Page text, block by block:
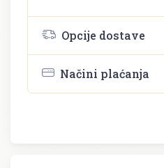
Opcije dostave
Načini plaćanja